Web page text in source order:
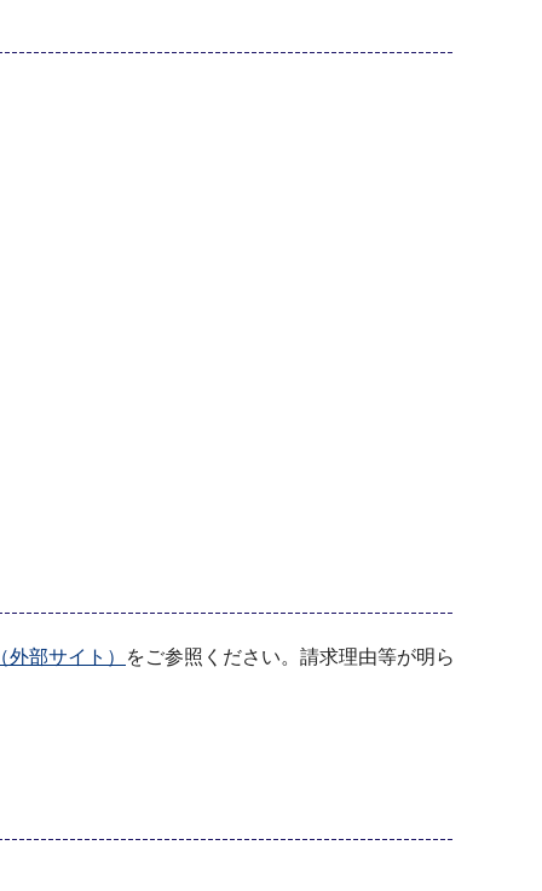
部サイト）
をご参照ください。請求理由等が明ら